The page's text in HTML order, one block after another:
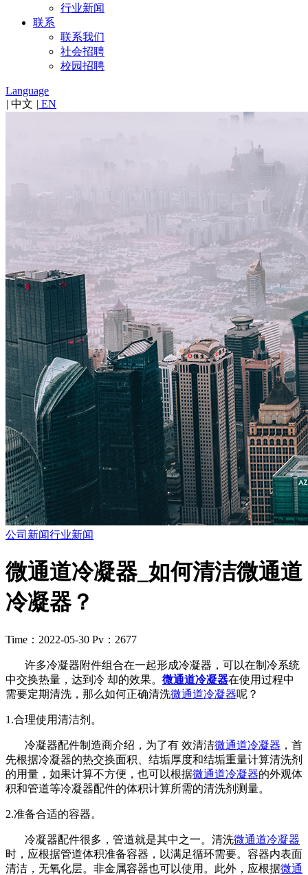
行业新闻
联系
联系我们
社会招聘
校园招聘
Language
| 中文 | EN
公司新闻行业新闻
微通道冷凝器_如何清洁微通道
冷凝器？
Time：2022-05-30 Pv：2677
许多冷凝器附件组合在一起形成冷凝器，可以在制冷系统
中交换热量，达到冷 却的效果。 微通道冷凝器在使用过程中
需要定期清洗，那么如何正确清洗微通道冷凝器呢？
1.合理使用清洁剂。
冷凝器配件制造商介绍，为了有 效清洁微通道冷凝器 ，首
先根据冷凝器的热交换面积、结垢厚度和结垢重量计算清洗剂
的用量，如果计算不方便，也可以根据微通道冷凝器的外观体
积和管道等冷凝器配件的体积计算所需的清洗剂测量。
2.准备合适的容器。
冷凝器配件很多，管道就是其中之一。清洗微通道冷凝器
时，应根据管道体积准备容器，以满足循环需要。容器内表面
清洁，无氧化层。非金属容器也可以使用。此外，应根据微通